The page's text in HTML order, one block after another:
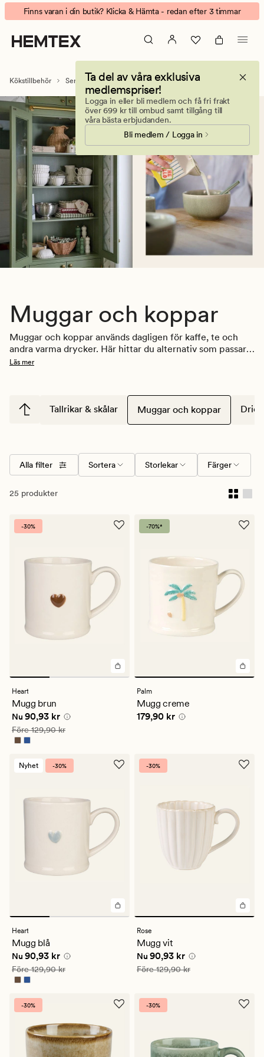
Muggar
&
koppar
kaffe,
och
vardag
Animerad
banner.
Klicka
på
för
att
pausa.
Finns varan i din butik? Klicka & Hämta - redan efter 3 timmar
Ta del av våra exklusiva
medlemspriser!
Logga in eller bli medlem och få fri frakt
över 699 kr till ombud samt tillgång till
våra bästa erbjudanden.
Bli medlem / Logga in
Kökstillbehör Servis Muggar och koppar
Muggar och koppar
Muggar och koppar används dagligen för kaffe, te och
andra varma drycker. Här hittar du alternativ som passar
både vardagens stunder och tillfällen när du vill duka
Läs mer
Tallrikar & skålar Muggar och koppar
Alla filter Sortera Storlekar Färger
25 produkter
-30%
Heart
Mugg brun
Nuvarande pris
Nu 90,93 kr
Ordinarie pris 129,90 kr
Före129,90 kr
-70%*
Palm
Mugg creme
Pris 179,90 kr
179,90 kr
Nyhet -30%
Heart
Mugg blå
Nuvarande pris
Nu 90,93 kr
Ordinarie pris 129,90 kr
Före129,90 kr
-30%
Rose
Mugg vit
Nuvarande pris
Nu 90,93 kr
Ordinarie pris 129,90 kr
Före129,90 kr
-30% -30%